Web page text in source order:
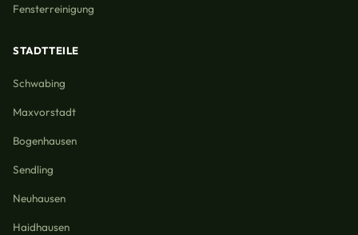
Fensterreinigung
STADTTEILE
Schwabing
Maxvorstadt
Bogenhausen
Sendling
Neuhausen
Haidhausen